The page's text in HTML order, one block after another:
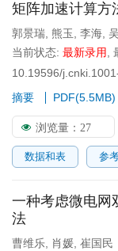
矩阵加速计算方
郭景瑞 熊玉 李海
当前状态: 最新录用
10.19596/
摘要
PDF(5.5MB)
浏览量： 27
数据和表 参
一种考虑微电网
法
曹维乐 肖媛 崔国民